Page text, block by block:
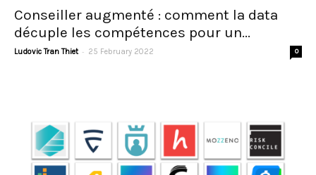
Conseiller augmenté : comment la data
décuple les compétences pour un...
Ludovic Tran Thiet - 25 February 2022 0